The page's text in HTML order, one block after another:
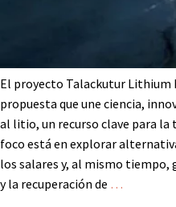
El proyecto Talackutur Lithium
propuesta que une ciencia,
al litio, un recurso clave para
foco está en explorar
los salares y, al mismo tiempo,
y la recuperación de …